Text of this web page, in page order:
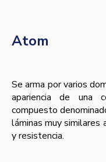
Atom
Se arma por varios
apariencia de una
compuesto
láminas muy similares
y resistencia.